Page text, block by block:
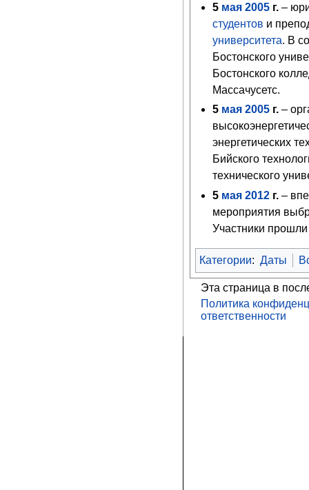
5 мая 2005 г. –
студентов и
университета. В
Бостонского
Бостонского
Массачусетс.
5 мая 2005 г. –
энергетических
Бийского
технического
5 мая 2012 г. –
мероприятия
Участники прошли
Категории: Даты
Эта страница в
Политика
ответственности